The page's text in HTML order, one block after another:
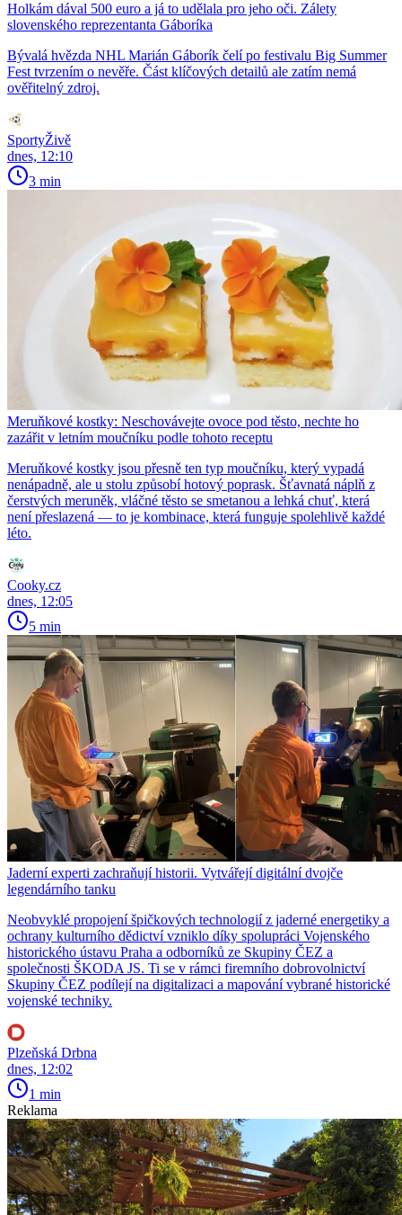
Holkám dával 500 euro a já to udělala pro jeho oči. Zálety
slovenského reprezentanta Gáboríka
Bývalá hvězda NHL Marián Gáborík čelí po festivalu Big Summer
Fest tvrzením o nevěře. Část klíčových detailů ale zatím nemá
ověřitelný zdroj.
SportyŽivě
dnes, 12:10
3 min
Meruňkové kostky: Neschovávejte ovoce pod těsto, nechte ho
zazářit v letním moučníku podle tohoto receptu
Meruňkové kostky jsou přesně ten typ moučníku, který vypadá
nenápadně, ale u stolu způsobí hotový poprask. Šťavnatá náplň z
čerstvých meruněk, vláčné těsto se smetanou a lehká chuť, která
není přeslazená — to je kombinace, která funguje spolehlivě každé
léto.
Cooky.cz
dnes, 12:05
5 min
Jaderní experti zachraňují historii. Vytvářejí digitální dvojče
legendárního tanku
Neobvyklé propojení špičkových technologií z jaderné energetiky a
ochrany kulturního dědictví vzniklo díky spolupráci Vojenského
historického ústavu Praha a odborníků ze Skupiny ČEZ a
společnosti ŠKODA JS. Ti se v rámci firemního dobrovolnictví
Skupiny ČEZ podílejí na digitalizaci a mapování vybrané historické
vojenské techniky.
Plzeňská Drbna
dnes, 12:02
1 min
Reklama